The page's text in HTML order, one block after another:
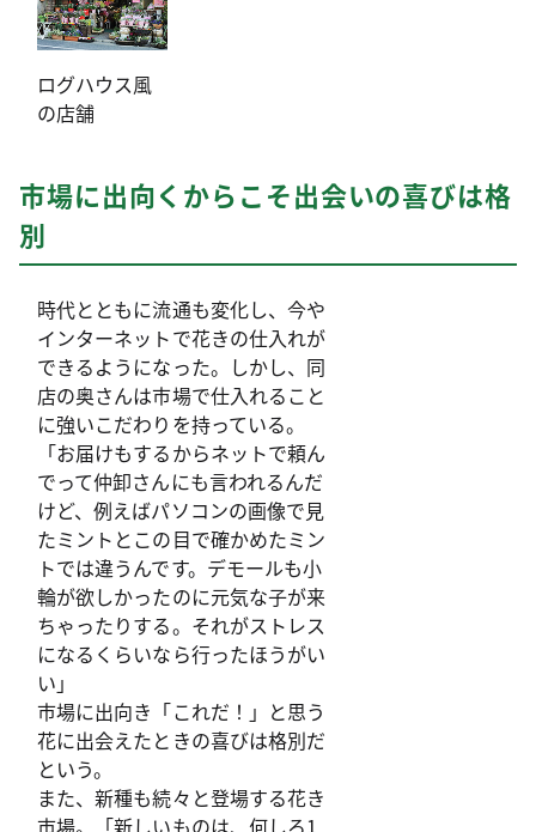
ログハウス風
の店舗
市場に出向くからこそ出会いの喜びは格
別
時代とともに流通も変化し、今や
インターネットで花きの仕入れが
できるようになった。しかし、同
店の奥さんは市場で仕入れること
に強いこだわりを持っている。
「お届けもするからネットで頼ん
でって仲卸さんにも言われるんだ
けど、例えばパソコンの画像で見
たミントとこの目で確かめたミン
トでは違うんです。デモールも小
輪が欲しかったのに元気な子が来
ちゃったりする。それがストレス
になるくらいなら行ったほうがい
い」
市場に出向き「これだ！」と思う
花に出会えたときの喜びは格別だ
という。
また、新種も続々と登場する花き
市場。「新しいものは、何しろ1